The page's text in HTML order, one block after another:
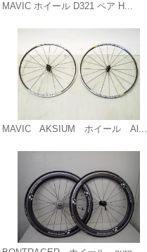
MAVIC ホイール D321 ペア H...
MAVIC AKSIUM ホイール Al...